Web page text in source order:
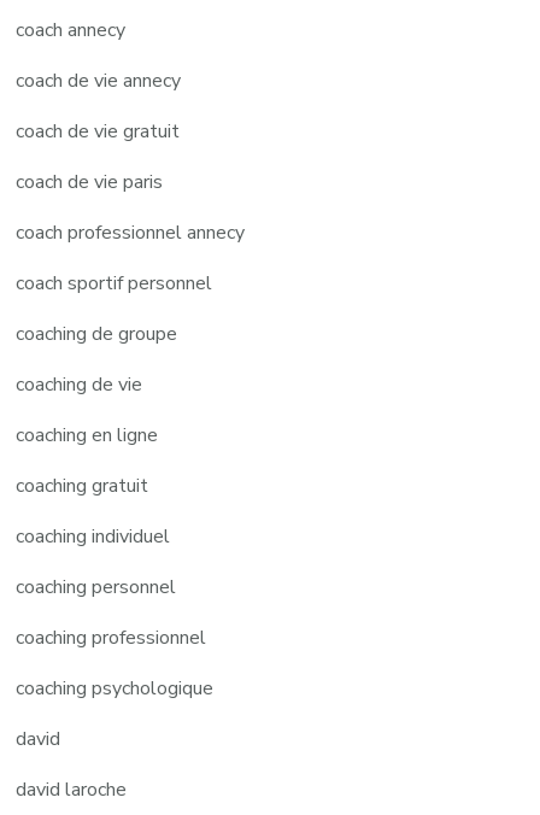
coach annecy
coach de vie annecy
coach de vie gratuit
coach de vie paris
coach professionnel annecy
coach sportif personnel
coaching de groupe
coaching de vie
coaching en ligne
coaching gratuit
coaching individuel
coaching personnel
coaching professionnel
coaching psychologique
david
david laroche